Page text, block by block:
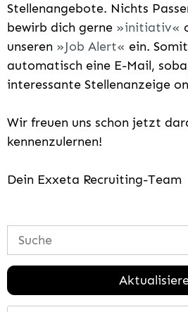
Stellenangebote. Nichts
bewirb dich gerne
initiativ
unseren
Job Alert
ein.
automatisch eine E-Mail,
interessante Stellenanzeige
Wir freuen uns schon jetzt
kennenzulernen!
Dein Exxeta Recruiting-Team